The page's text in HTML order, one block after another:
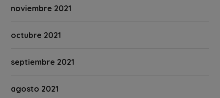
noviembre 2021
octubre 2021
septiembre 2021
agosto 2021